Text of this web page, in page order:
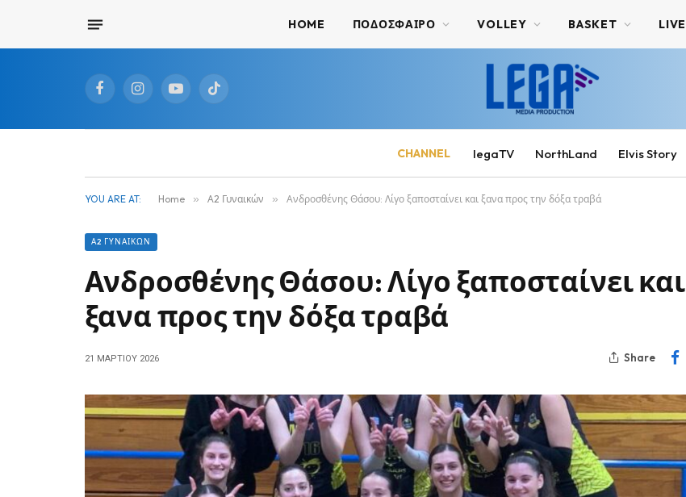
HOME ΠΟΔΟΣΦΑΙΡΟ VOLLEY BASKET LIVE
FacebookInstagramYouTubeTikTok
CHANNEL legaTV NorthLand Elvis Story
YOU ARE AT: Home » Α2 Γυναικών » Ανδροσθένης Θάσου: Λίγο ξαποσταίνει και ξανα προς την δόξα τραβά
Α2 ΓΥΝΑΙΚΏΝ
Ανδροσθένης Θάσου: Λίγο ξαποσταίνει και
ξανα προς την δόξα τραβά
21 ΜΑΡΤΊΟΥ 2026 Share